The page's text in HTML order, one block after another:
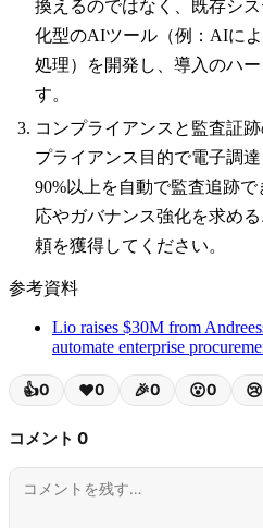
換えるのではなく、既存シ
化型のAIツール（例：AIに
処理）を開発し、導入のハ
す。
コンプライアンスと監査証
プライアンス目的で電子調
90%以上を自動で監査追跡
応やガバナンス強化を求め
頼を獲得してください。
参考資料
Lio raises $30M from
automate enterprise